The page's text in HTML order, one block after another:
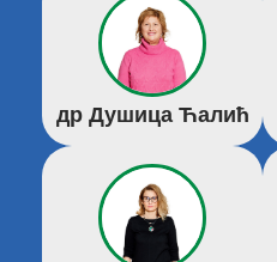
др Душица Ћалић